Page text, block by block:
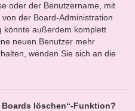
oder der Benutzername, mit
der Board-Administration
könnte außerdem komplett
neuen Benutzer mehr
wenden Sie sich an die
löschen“-Funktion?